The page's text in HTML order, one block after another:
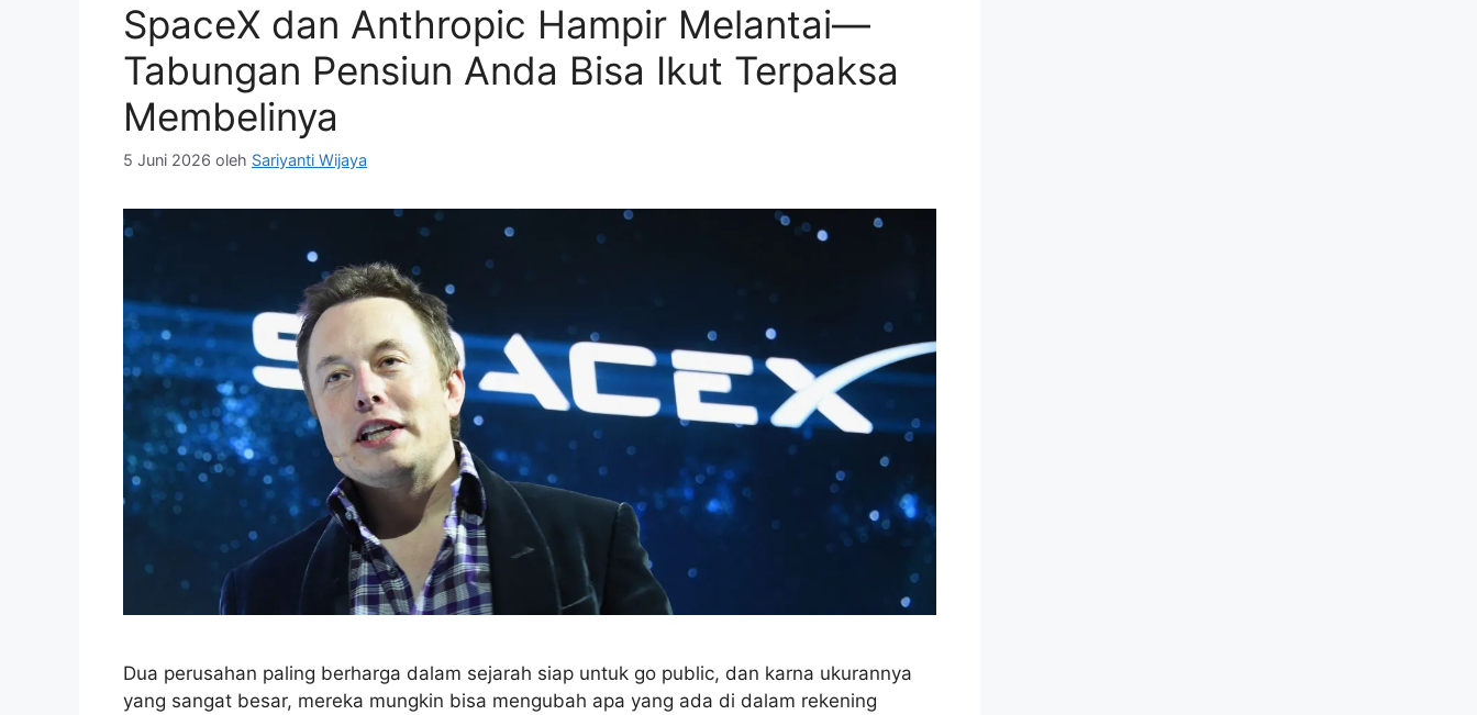
SpaceX dan Anthropic Hampir Melantai—
Tabungan Pensiun Anda Bisa Ikut Terpaksa
Membelinya
5 Juni 2026 oleh Sariyanti Wijaya
Dua perusahan paling berharga dalam sejarah siap untuk go public, dan karna ukurannya
yang sangat besar, mereka mungkin bisa mengubah apa yang ada di dalam rekening